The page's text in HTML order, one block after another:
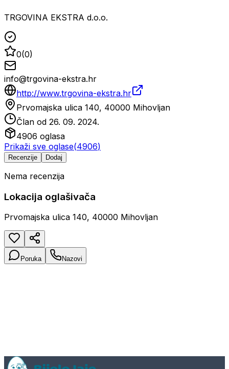
TRGOVINA EKSTRA d.o.o.
0(0)
info@trgovina-ekstra.hr
http://www.trgovina-ekstra.hr
Prvomajska ulica 140, 40000 Mihovljan
Član od 26. 09. 2024.
4906 oglasa
Prikaži sve oglase(4906)
Recenzije Dodaj
Nema recenzija
Lokacija oglašivača
Prvomajska ulica 140, 40000 Mihovljan
Poruka Nazovi